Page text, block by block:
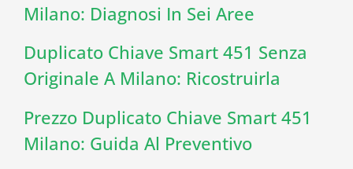
Milano: Diagnosi In Sei Aree
Duplicato Chiave Smart 451 Senza
Originale A Milano: Ricostruirla
Prezzo Duplicato Chiave Smart 451
Milano: Guida Al Preventivo